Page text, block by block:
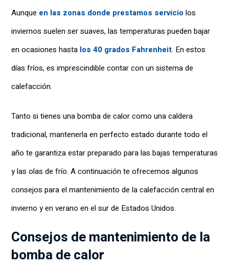
Aunque en las zonas donde prestamos servicio los
inviernos suelen ser suaves, las temperaturas pueden bajar
en ocasiones hasta los 40 grados Fahrenheit. En estos
días fríos, es imprescindible contar con un sistema de
calefacción.
Tanto si tienes una bomba de calor como una caldera
tradicional, mantenerla en perfecto estado durante todo el
año te garantiza estar preparado para las bajas temperaturas
y las olas de frío. A continuación te ofrecemos algunos
consejos para el mantenimiento de la calefacción central en
invierno y en verano en el sur de Estados Unidos.
Consejos de mantenimiento de la
bomba de calor